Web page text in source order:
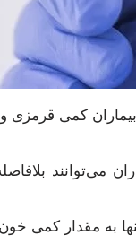
کمی
می‌توانند
به مقدار کمی